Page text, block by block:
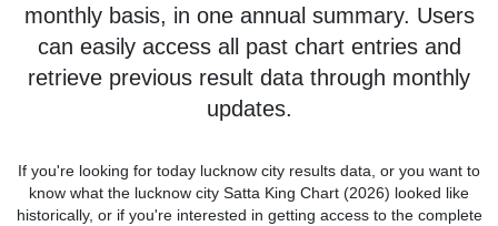
monthly basis, in one annual summary. Users
can easily access all past chart entries and
retrieve previous result data through monthly
updates.
If you're looking for today lucknow city results data, or you want to
know what the lucknow city Satta King Chart (2026) looked like
historically, or if you're interested in getting access to the complete